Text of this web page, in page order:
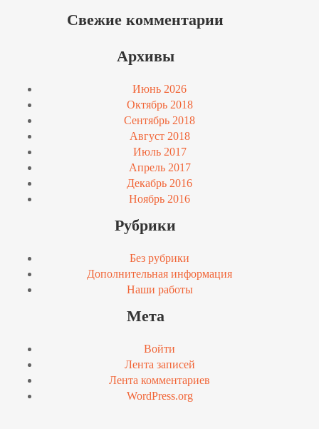
Свежие комментарии
Архивы
Июнь 2026
Октябрь 2018
Сентябрь 2018
Август 2018
Июль 2017
Апрель 2017
Декабрь 2016
Ноябрь 2016
Рубрики
Без рубрики
Дополнительная информация
Наши работы
Мета
Войти
Лента записей
Лента комментариев
WordPress.org